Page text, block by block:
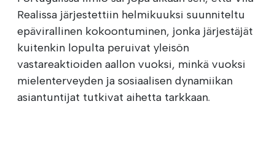
Realissa järjestettiin helmikuuksi suunniteltu
epävirallinen kokoontuminen, jonka järjestäjät
kuitenkin lopulta peruivat yleisön
vastareaktioiden aallon vuoksi, minkä vuoksi
mielenterveyden ja sosiaalisen dynamiikan
asiantuntijat tutkivat aihetta tarkkaan.